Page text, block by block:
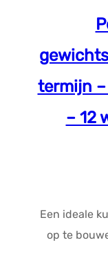
termijn –
– 12
Een ideale
op te